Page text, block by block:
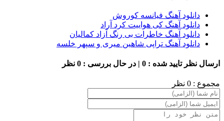
دانلود آهنگ فیانسه کوروش
دانلود آهنگ کی هواییت کرد آراد
دانلود آهنگ خاطرات بی رنگ آزاد کمالیان
دانلود آهنگ تراپی شاهین میری و سپهر خلسه
ارسال نظرتایید شده : 0 | در حال بررسی : 0 نظر
مجموع : 0 نظر